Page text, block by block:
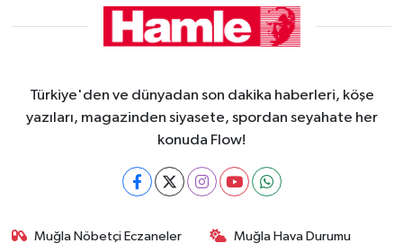
Türkiye'den ve dünyadan son dakika haberleri, köşe
yazıları, magazinden siyasete, spordan seyahate her
konuda Flow!
Muğla Nöbetçi Eczaneler Muğla Hava Durumu